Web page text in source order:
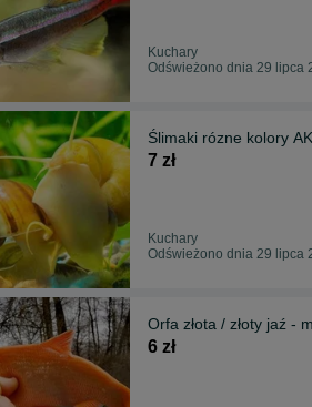
Kuchary
Odświeżono dnia 29 lipca
Ślimaki rózne kolory
7 zł
Kuchary
Odświeżono dnia 29 lipca
Orfa złota / złoty jaź -
6 zł